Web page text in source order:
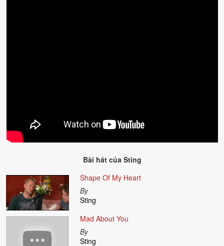
Bài hát của Sting
Shape Of My Heart
By
Sting
Mad About You
By
Sting